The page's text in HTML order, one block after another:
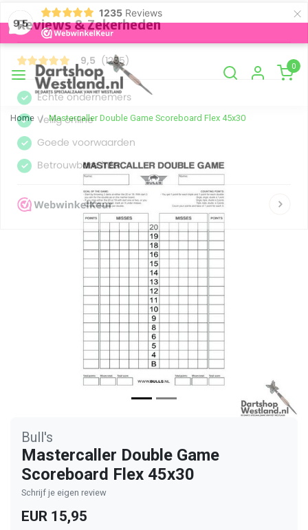
9,5
1235 Reviews ×
0
Home Mastercaller Double Game Scoreboard Flex 45x30
Bull's
Mastercaller Double Game
Scoreboard Flex 45x30
Schrijf je eigen review
EUR 15,95